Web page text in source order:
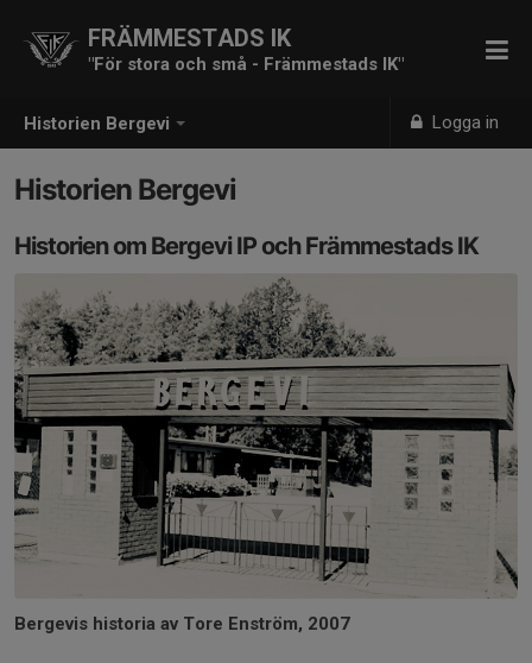
Historien Bergevi Logga in
FRÄMMESTADS IK
"För stora och små - Främmestads IK"
Historien Bergevi
Historien om Bergevi IP och Främmestads IK
Bergevis historia av Tore Enström, 2007